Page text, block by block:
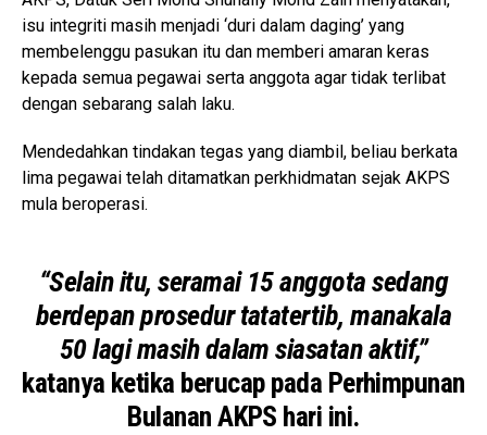
isu integriti masih menjadi ‘duri dalam daging’ yang
membelenggu pasukan itu dan memberi amaran keras
kepada semua pegawai serta anggota agar tidak terlibat
dengan sebarang salah laku.
Mendedahkan tindakan tegas yang diambil, beliau berkata
lima pegawai telah ditamatkan perkhidmatan sejak AKPS
mula beroperasi.
“Selain itu, seramai 15 anggota sedang
berdepan prosedur tatatertib, manakala
50 lagi masih dalam siasatan aktif,”
katanya ketika berucap pada Perhimpunan
Bulanan AKPS hari ini.